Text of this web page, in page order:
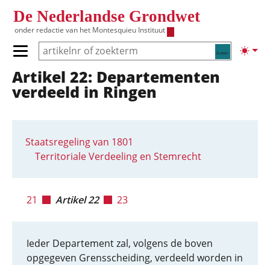
De Nederlandse Grondwet
onder redactie van het Montesquieu Instituut
Zoeken
Primair menu tonen/verbergen
Hoofdnavigatie
Artikel 22: Departementen
verdeeld in Ringen
Staatsregeling van 1801
Territoriale Verdeeling en Stemrecht
21 Artikel 22 23
Ieder Departement zal, volgens de boven
opgegeven Grensscheiding, verdeeld worden in